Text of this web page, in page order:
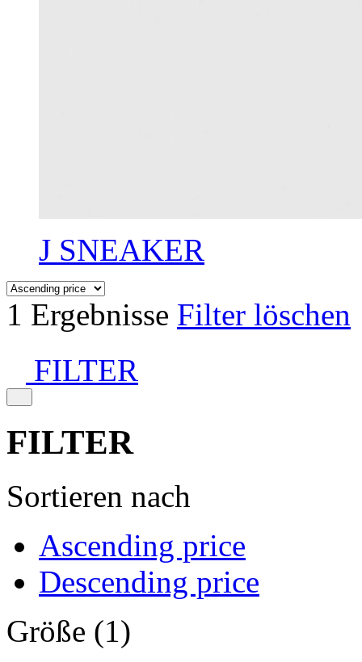
J SNEAKER
1 Ergebnisse Filter löschen
FILTER
FILTER
Sortieren nach
Ascending price
Descending price
Größe (1)